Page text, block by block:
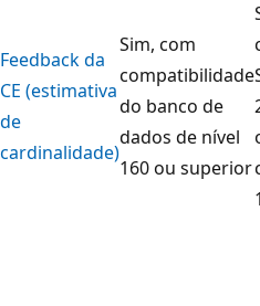
Feedback da
CE (estimativa
de
cardinalidade)
Sim, com
compatibilidade
do banco de
dados de nível
160 ou superior